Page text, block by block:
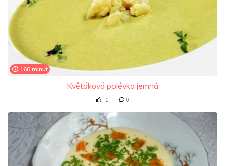
160 minut
Květáková polévka jemná
-1 0